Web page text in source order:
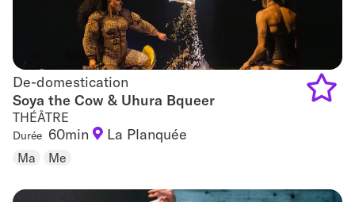
De-domestication
De-domestication
Soya the Cow & Uhura Bqueer
THÉÂTRE
Durée 60min La Planquée
Ma Me